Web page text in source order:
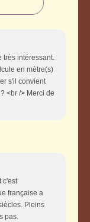
très intéressant.
en mètre(s)
s'il convient
<br /> Merci de
c'est
française a
Pleins
pas.